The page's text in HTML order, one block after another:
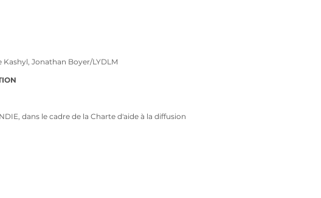
Jonathan Boyer/LYDLM
dans le cadre de la Charte d'aide à la diffusion